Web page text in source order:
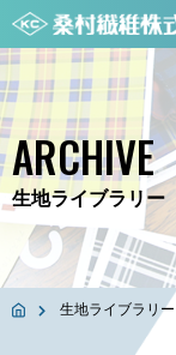
ARCHIVE
生地ライブラリー
生地ライブラリー